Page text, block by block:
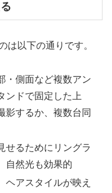
は以下の通りです。
・側面など複数アン
ンドで固定した上
影するか、複数台同
せるためにリングラ
自然光も効果的
ヘアスタイルが映え